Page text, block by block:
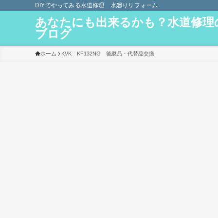
DIYでやってみる水道修理 水廻りリフォーム
あなたにも出来るかも？水道修理
ブログ
ホーム KVK KF132NG 後継品・代替品交換